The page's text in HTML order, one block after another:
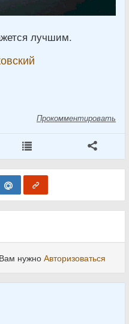
лучшим.
Прокомментировать
нужно Авторизоваться